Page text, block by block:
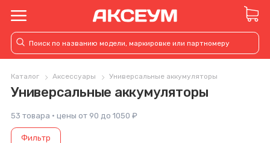
Каталог Аксессуары Универсальные аккумуляторы
Универсальные аккумуляторы
53 товара · цены от 90 до 1050 ₽
Фильтр